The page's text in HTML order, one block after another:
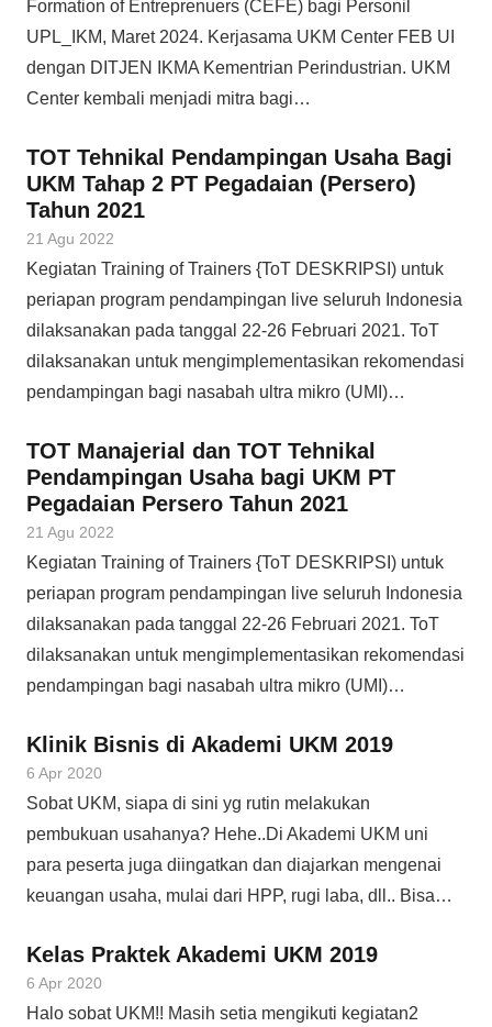
Formation of Entreprenuers (CEFE) bagi Personil
UPL_IKM, Maret 2024. Kerjasama UKM Center FEB UI
dengan DITJEN IKMA Kementrian Perindustrian. UKM
Center kembali menjadi mitra bagi…
TOT Tehnikal Pendampingan Usaha Bagi
UKM Tahap 2 PT Pegadaian (Persero)
Tahun 2021
21 Agu 2022
Kegiatan Training of Trainers {ToT DESKRIPSI) untuk
periapan program pendampingan live seluruh Indonesia
dilaksanakan pada tanggal 22-26 Februari 2021. ToT
dilaksanakan untuk mengimplementasikan rekomendasi
pendampingan bagi nasabah ultra mikro (UMI)…
TOT Manajerial dan TOT Tehnikal
Pendampingan Usaha bagi UKM PT
Pegadaian Persero Tahun 2021
21 Agu 2022
Kegiatan Training of Trainers {ToT DESKRIPSI) untuk
periapan program pendampingan live seluruh Indonesia
dilaksanakan pada tanggal 22-26 Februari 2021. ToT
dilaksanakan untuk mengimplementasikan rekomendasi
pendampingan bagi nasabah ultra mikro (UMI)…
Klinik Bisnis di Akademi UKM 2019
6 Apr 2020
Sobat UKM, siapa di sini yg rutin melakukan
pembukuan usahanya? Hehe..Di Akademi UKM uni
para peserta juga diingatkan dan diajarkan mengenai
keuangan usaha, mulai dari HPP, rugi laba, dll.. Bisa…
Kelas Praktek Akademi UKM 2019
6 Apr 2020
Halo sobat UKM!! Masih setia mengikuti kegiatan2